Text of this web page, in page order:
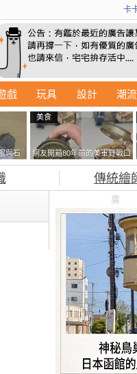
卡
戲 玩具 設計 潮流
與石
開書
美食
網友開箱80年前的美軍野戰口
糧 罐頭本身保存良好，但裡
傳統繪